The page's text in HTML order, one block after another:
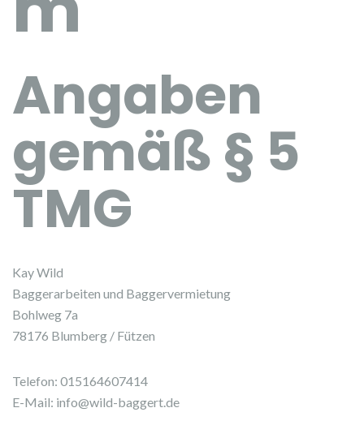
Angaben
gemäß § 5
TMG
Kay Wild
Baggerarbeiten und Baggervermietung
Bohlweg 7a
78176 Blumberg / Fützen
Telefon: 015164607414
E-Mail: info@wild-baggert.de